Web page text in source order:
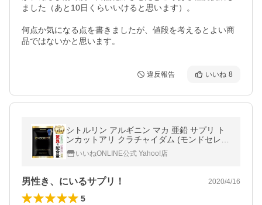
ました（あと10日くらいいけると思います）。
何点か気になる点を書きましたが、値段を考えるとよい商
品ではないかと思います。
違反報告 いいね 8
シトルリン アルギニン マカ 亜鉛 サプリ ト
ンカットアリ クラチャイダム (モンドセレク
ション受賞)送料無料 機能食品 サプリメント
国内製造 30日分 EXBOOST
いいねONLINE公式 Yahoo!店
男性き、にいるサプリ！ 2020/4/16
5